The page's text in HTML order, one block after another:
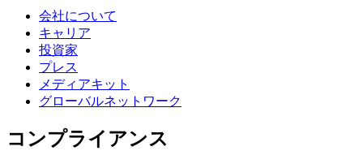
会社について
キャリア
投資家
プレス
メディアキット
グローバルネットワーク
コンプライアンス